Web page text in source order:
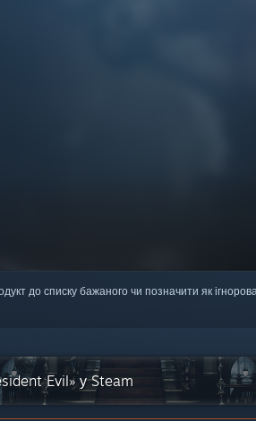
до списку бажаного чи позначити як
Evil» у Steam